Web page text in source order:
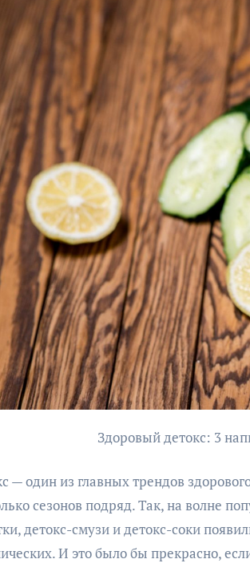
— один из главных трендов
сезонов подряд. Так, на волне
детокс-смузи и детокс-соки
И это было бы прекрасно,